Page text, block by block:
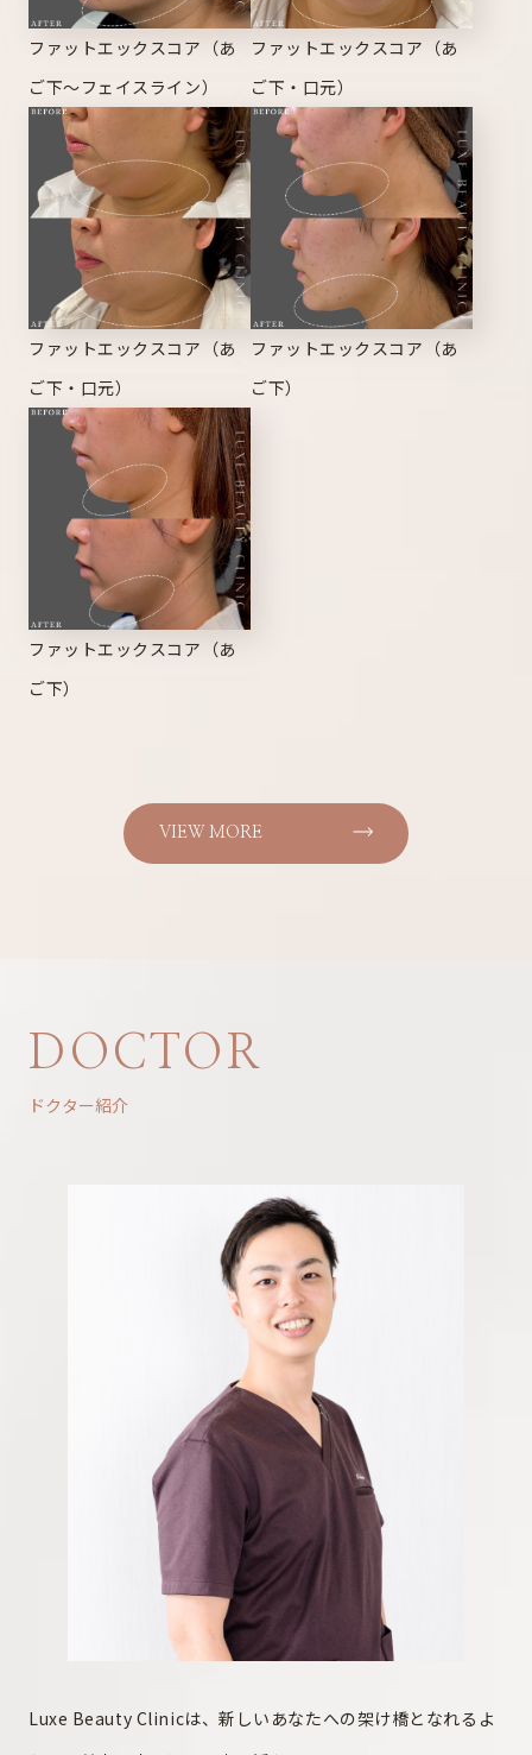
ファットエックスコア（あ
ご下～フェイスライン）
ファットエックスコア（あ
ご下・口元）
ファットエックスコア（あ
ご下・口元）
ファットエックスコア（あ
ご下）
ファットエックスコア（あ
ご下）
VIEW MORE
DOCTOR
ドクター紹介
Luxe Beauty Clinicは、新しいあなたへの架け橋となれるよ